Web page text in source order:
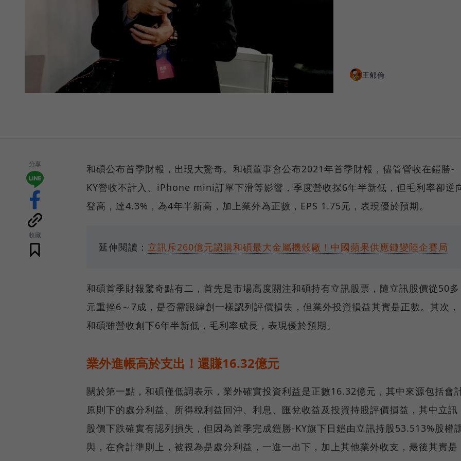
王郁倫
分享
收藏
和碩公布首季財報，出現大驚奇。和碩董事會公布2021年首季財報，儘管營收在鎧勝-
KY營收不計入、iPhone mini訂單下滑等影響，季度營收探6年半新低，但毛利率卻逆
登高，達4.3%，為4年半新高，加上業外為正數，EPS 1.75元，表現優於預期。
延伸閱讀： 立訊斥260億元認購和碩最大金屬機殼廠！中國蘋果供應鏈變陸企賽局
和碩首季財報驚奇點有二，首先是市場高度關注和碩持有立訊股票，隨立訊股價從50多
元重挫6～7成，是否需跟緯創一樣認列評價損失，但業外投資損益其實是正數。其次，
和碩雖營收創下6年半新低，毛利率成長，表現優於預期。
業外進帳高於支出！還賺16.32億元
關於第一點，和碩僅低調表示，業外確實投資利益是正數16.32億元，其中來源包括會
原則下的處分利益、所得稅利益回沖、利息、匯兌收益及投資持股評價損益，其中立訊
股價下跌確實有認列損失，但因為首季完成鎧勝-KY旗下日鎧由立訊持股53.513%股權
與，在會計準則上，被視為是處分利益，一進一出下，加上其他業外收支，最後其實是